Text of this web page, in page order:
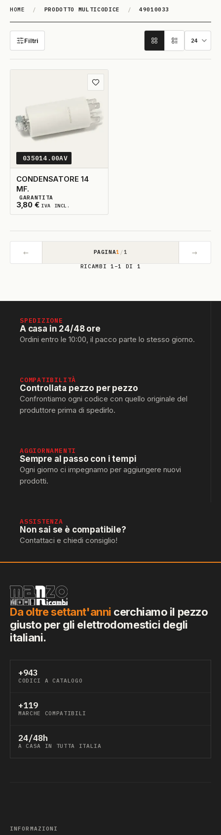
HOME / PRODOTTO MULTICODICE / 49010033
49010033
Filtri
Aggiungi ai preferiti
035014.00AV
CONDENSATORE 14
MF.
3,80 € IVA INCL.
2DISPONIBILI
GARANTITA
← PAGINA1 /1 →
RICAMBI 1–1 DI 1
SPEDIZIONE
A casa in 24/48 ore
Ordini entro le 10:00, il pacco parte lo stesso giorno.
COMPATIBILITÀ
Controllata pezzo per pezzo
Confrontiamo ogni codice con quello originale del
produttore prima di spedirlo.
AGGIORNAMENTI
Sempre al passo con i tempi
Ogni giorno ci impegnamo per aggiungere nuovi
prodotti.
ASSISTENZA
Non sai se è compatibile?
Contattaci e chiedi consiglio!
Da oltre settant'anni cerchiamo il pezzo
giusto per gli elettrodomestici degli
italiani.
+943
CODICI A CATALOGO
+119
MARCHE COMPATIBILI
24/48h
A CASA IN TUTTA ITALIA
INFORMAZIONI